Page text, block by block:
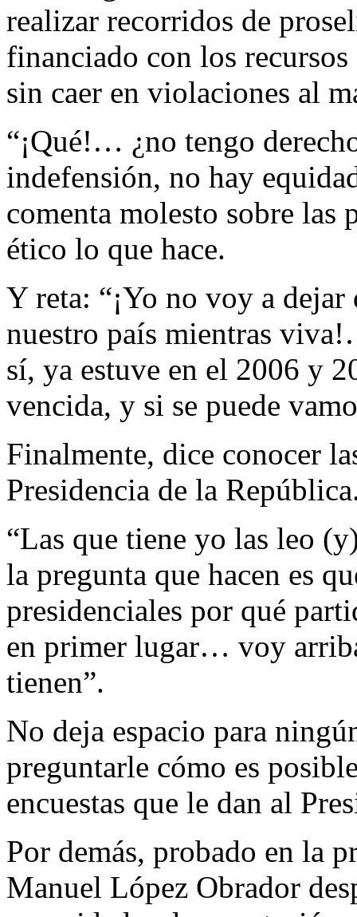
realizar recorridos de
financiado con los
sin caer en violaciones al
“¡Qué!… ¿no tengo
indefensión, no hay
comenta molesto sobre las
ético lo que hace.
Y reta: “¡Yo no voy a
nuestro país mientras
sí, ya estuve en el 2006 y
vencida, y si se puede
Finalmente, dice conocer
Presidencia de la
“Las que tiene yo las leo
la pregunta que hacen es
presidenciales por qué
en primer lugar… voy
tienen”.
No deja espacio para
preguntarle cómo es
encuestas que le dan al
Por demás, probado en la
Manuel López Obrador